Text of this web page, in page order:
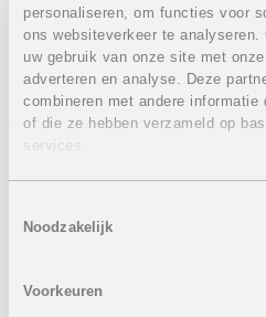
personaliseren, om functies voor
ons websiteverkeer te
uw gebruik van onze site met
adverteren en analyse. Deze
combineren met andere
of die ze hebben verzameld op
services.
Noodzakelijk
Voorkeuren
2 Slaapkamers
Suite (masterbedroom)
Volledig uitgeruste badkamer
Vestiaire
Eigenschappen villa:
4 Badkamers (waarvan 1
Bebouwde oppervlakte
Perceel: 1589 m²